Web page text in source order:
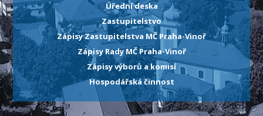
Úřední deska
Zastupitelstvo
Zápisy Zastupitelstva MČ Praha-Vinoř
Zápisy Rady MČ Praha-Vinoř
Zápisy výborů a komisí
Hospodářská činnost